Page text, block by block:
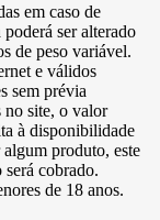
em caso de
ser alterado
de peso variável.
e válidos
sem prévia
no site, o valor
à disponibilidade
produto, este
será cobrado.
de 18 anos.